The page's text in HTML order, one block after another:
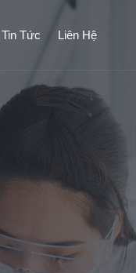
Tin Tức Liên Hệ